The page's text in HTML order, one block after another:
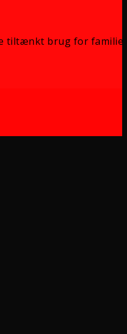
tiltænkt brug for